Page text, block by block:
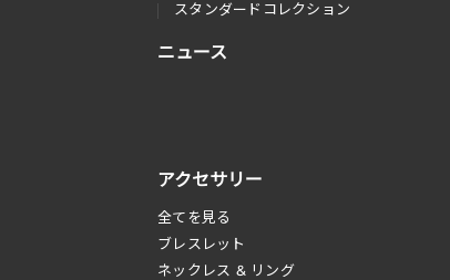
スタンダードコレクション
ニュース
アクセサリー
全てを見る
ブレスレット
ネックレス & リング